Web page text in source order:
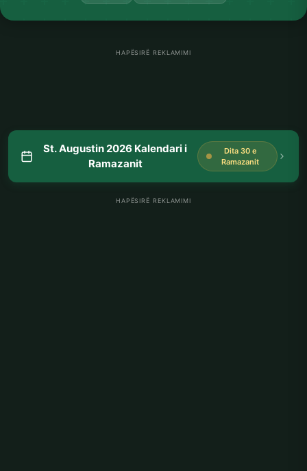
HAPËSIRË REKLAMIMI
St. Augustin 2026 Kalendari i
Ramazanit
Dita 30 e
Ramazanit
HAPËSIRË REKLAMIMI